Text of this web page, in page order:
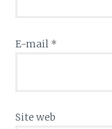
E-mail *
Site web